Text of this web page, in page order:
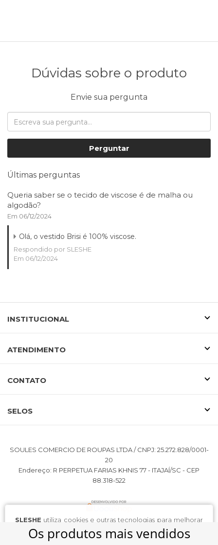
SLESHE utiliza cookies e outras tecnologias para melhorar
sua experiência de compra e personalizar anúncios, ao
continuar navegando você concorda com nossa Política de
Dúvidas sobre o produto
Envie sua pergunta
Perguntar
Últimas perguntas
Queria saber se o tecido de viscose é de malha ou
algodão?
Em 06/12/2024
Olá, o vestido Brisi é 100% viscose.
Respondido por SLESHE
Em 06/12/2024
INSTITUCIONAL
ATENDIMENTO
CONTATO
SELOS
SOULES COMERCIO DE ROUPAS LTDA / CNPJ: 25.272.828/0001-
20
Endereço: R PERPETUA FARIAS KHNIS 77 - ITAJAÍ/SC - CEP
88.318-522